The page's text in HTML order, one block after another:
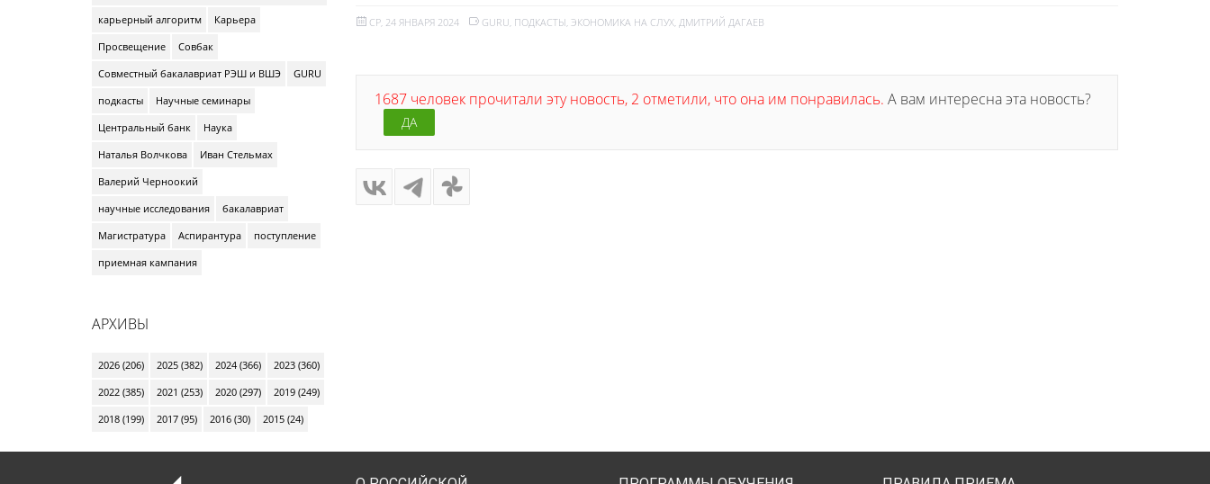
СР, 24 ЯНВАРЯ 2024 GURU, ПОДКАСТЫ, ЭКОНОМИКА НА СЛУХ, ДМИТРИЙ ДАГАЕВ
1687 человек прочитали эту новость, 2 отметили, что она им понравилась. А вам интересна эта новость?
ДА
карьерный алгоритм
Карьера
Просвещение
Совбак
Совместный бакалавриат РЭШ и ВШЭ
GURU
подкасты
Научные семинары
Центральный банк
Наука
Наталья Волчкова
Иван Стельмах
Валерий Черноокий
научные исследования
бакалавриат
Магистратура
Аспирантура
поступление
приемная кампания
АРХИВЫ
2026 (206) 2025 (382) 2024 (366)
2023 (360)
2022 (385)
2021 (253) 2020 (297)
2019 (249)
2018 (199)
2017 (95) 2016 (30) 2015 (24)